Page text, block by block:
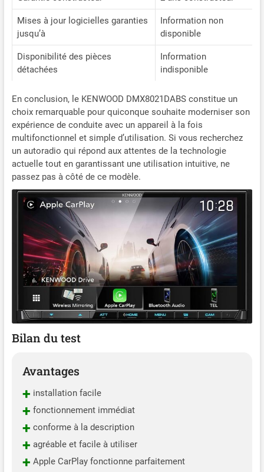
Mises à jour logicielles garanties
jusqu’à
Information non
disponible
Disponibilité des pièces
détachées
Information
indisponible
En conclusion, le KENWOOD DMX8021DABS constitue un
choix remarquable pour quiconque souhaite moderniser son
expérience de conduite avec un appareil à la fois
multifonctionnel et simple d’utilisation. Si vous recherchez
un autoradio qui répond aux attentes de la technologie
actuelle tout en garantissant une utilisation intuitive, ne
passez pas à côté de ce modèle.
Bilan du test
Avantages
+ installation facile
+ fonctionnement immédiat
+ conforme à la description
+ agréable et facile à utiliser
+ Apple CarPlay fonctionne parfaitement